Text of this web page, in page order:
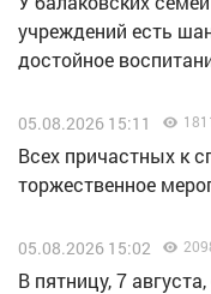
учреждений есть
достойное
05.08.2026 15:11
Всех причастных к
торжественное
05.08.2026 15:02
В пятницу, 7